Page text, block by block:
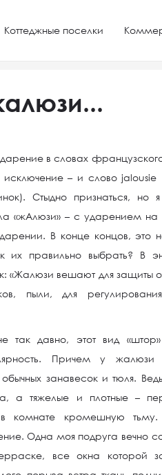
Коттеджные поселки
в словах французского
– и слово jalousie
Стыдно признаться, но
«жАлюзи» – с ударением
В конце концов, это
их правильно выбрать? В
«Жалюзи вешают для защиты
пыли, для
так давно, этот вид «штор»
Причем у жалюзи
занавесок и тюля.
а тяжелые и плотные –
в комнате кромешную
Одна моя подруга вечно
все окна которой